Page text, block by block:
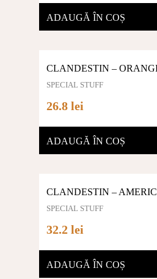
ADAUGĂ ÎN COȘ
CLANDESTIN –
SPECIAL STUFF
26.8 lei
ADAUGĂ ÎN COȘ
CLANDESTIN –
SPECIAL STUFF
32.2 lei
ADAUGĂ ÎN COȘ